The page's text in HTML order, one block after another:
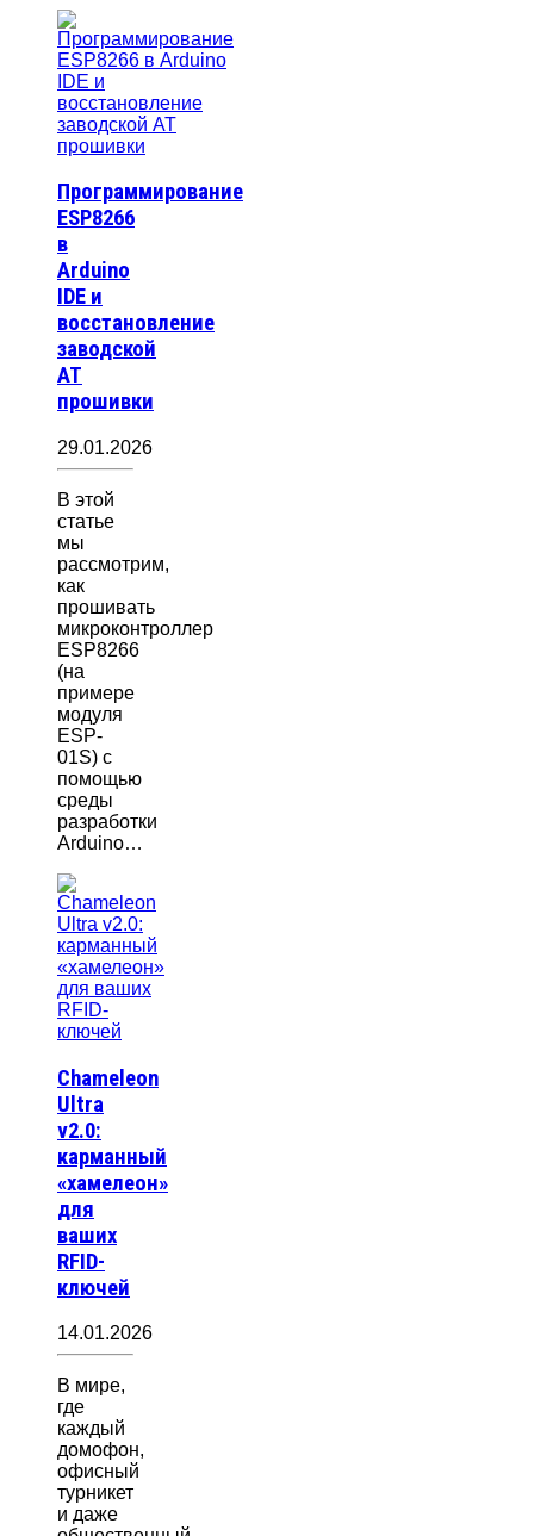
Программирование
ESP8266
в
Arduino
IDE и
восстановление
заводской
AT
прошивки
29.01.2026
В этой
статье
мы
рассмотрим,
как
прошивать
микроконтроллер
ESP8266
(на
примере
модуля
ESP-
01S) с
помощью
среды
разработки
Arduino…
Chameleon
Ultra
v2.0:
карманный
«хамелеон»
для
ваших
RFID-
ключей
14.01.2026
В мире,
где
каждый
домофон,
офисный
турникет
и даже